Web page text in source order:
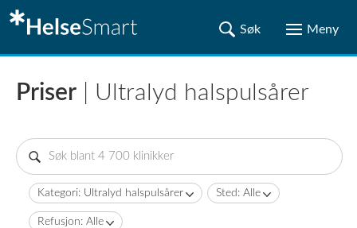
Priser | Ultralyd halspulsårer
Kategori: Ultralyd halspulsårer Sted: Alle
Refusjon: Alle